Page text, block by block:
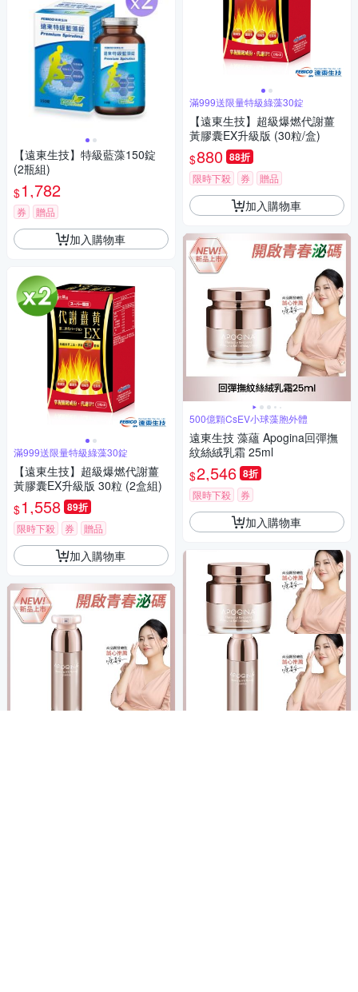
【遠東生技】特級藍藻150錠
(2瓶組)
$1,782
券 贈品
加入購物車
滿999送限量特級綠藻30錠
【遠東生技】超級爆燃代謝薑
黃膠囊EX升級版 30粒 (2盒組)
$1,558 89折
限時下殺 券 贈品
加入購物車
滿999送限量特級綠藻30錠
【遠東生技】超級爆燃代謝薑
黃膠囊EX升級版 (30粒/盒)
$880 88折
限時下殺 券 贈品
加入購物車
500億顆CsEV小球藻胞外體
遠東生技 藻蘊 Apogina回彈撫
紋絲絨乳霜 25ml
$2,546 8折
限時下殺 券
加入購物車